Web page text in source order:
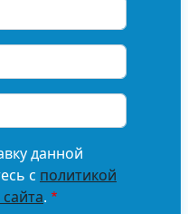
данной
с политикой
.